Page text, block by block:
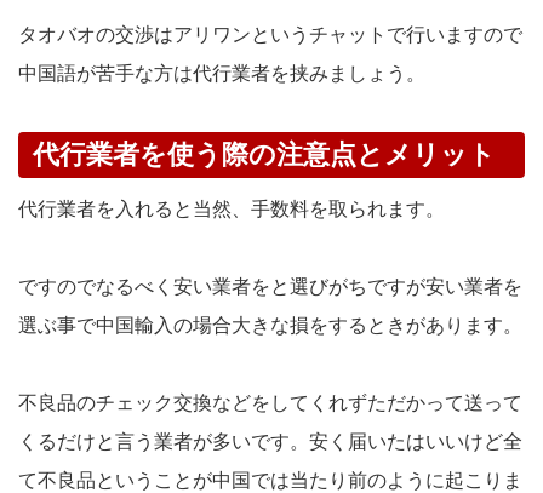
タオバオの交渉はアリワンというチャットで行いますので
中国語が苦手な方は代行業者を挟みましょう。
代行業者を使う際の注意点とメリット
代行業者を入れると当然、手数料を取られます。
ですのでなるべく安い業者をと選びがちですが安い業者を
選ぶ事で中国輸入の場合大きな損をするときがあります。
不良品のチェック交換などをしてくれずただかって送って
くるだけと言う業者が多いです。安く届いたはいいけど全
て不良品ということが中国では当たり前のように起こりま